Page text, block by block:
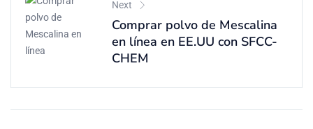
Next
Comprar polvo de Mescalina
en línea en EE.UU con SFCC-
CHEM